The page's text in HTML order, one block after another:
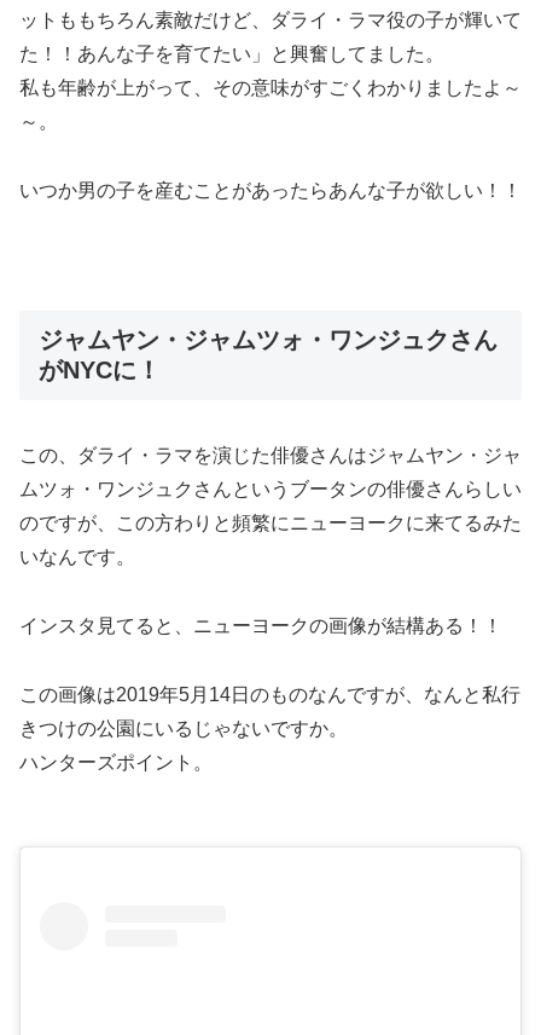
ットももちろん素敵だけど、ダライ・ラマ役の子が輝いて
た！！あんな子を育てたい」と興奮してました。
私も年齢が上がって、その意味がすごくわかりましたよ～
～。
いつか男の子を産むことがあったらあんな子が欲しい！！
ジャムヤン・ジャムツォ・ワンジュクさん
がNYCに！
この、ダライ・ラマを演じた俳優さんはジャムヤン・ジャ
ムツォ・ワンジュクさんというブータンの俳優さんらしい
のですが、この方わりと頻繁にニューヨークに来てるみた
いなんです。
インスタ見てると、ニューヨークの画像が結構ある！！
この画像は2019年5月14日のものなんですが、なんと私行
きつけの公園にいるじゃないですか。
ハンターズポイント。